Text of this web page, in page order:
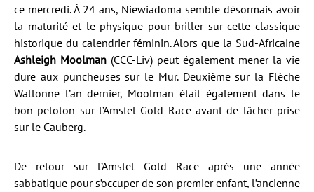
ce mercredi. À 24 ans, Niewiadoma semble désormais avoir
la maturité et le physique pour briller sur cette classique
historique du calendrier féminin. Alors que la Sud-Africaine
Ashleigh Moolman (CCC-Liv) peut également mener la vie
dure aux puncheuses sur le Mur. Deuxième sur la Flèche
Wallonne l’an dernier, Moolman était également dans le
bon peloton sur l’Amstel Gold Race avant de lâcher prise
sur le Cauberg.
De retour sur l’Amstel Gold Race après une année
sabbatique pour s’occuper de son premier enfant, l’ancienne